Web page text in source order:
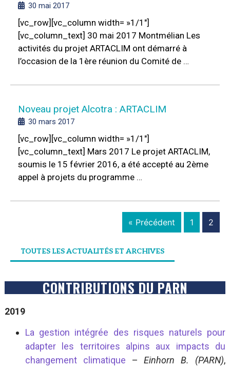
30 mai 2017
[vc_row][vc_column width= »1/1″]
[vc_column_text] 30 mai 2017 Montmélian Les
activités du projet ARTACLIM ont démarré à
l’occasion de la 1ère réunion du Comité de …
Noveau projet Alcotra : ARTACLIM
30 mars 2017
[vc_row][vc_column width= »1/1″]
[vc_column_text] Mars 2017 Le projet ARTACLIM,
soumis le 15 février 2016, a été accepté au 2ème
appel à projets du programme …
« Précédent 1 2
TOUTES LES ACTUALITÉS ET ARCHIVES
CONTRIBUTIONS DU PARN
2019
La gestion intégrée des risques naturels pour
adapter les territoires alpins aux impacts du
changement climatique –Einhorn B. (PARN),